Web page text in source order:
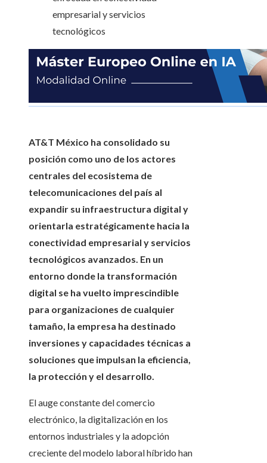
AT&T México ha consolidado su
posición como uno de los actores
centrales del ecosistema de
telecomunicaciones del país al
expandir su infraestructura digital y
orientarla estratégicamente hacia la
conectividad empresarial y servicios
tecnológicos avanzados. En un
entorno donde la transformación
digital se ha vuelto imprescindible
para organizaciones de cualquier
tamaño, la empresa ha destinado
inversiones y capacidades técnicas a
soluciones que impulsan la eficiencia,
la protección y el desarrollo.
El auge constante del comercio
electrónico, la digitalización en los
entornos industriales y la adopción
creciente del modelo laboral híbrido han